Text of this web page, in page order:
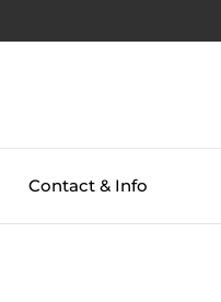
Contact & Info